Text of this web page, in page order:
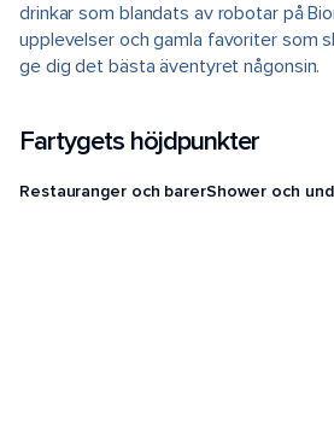
drinkar som blandats av robotar på
upplevelser och gamla favoriter som
ge dig det bästa äventyret någonsin.
Fartygets höjdpunkter
Restauranger och barerShower och